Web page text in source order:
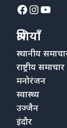
Facebook
श्रेणियाँ
स्थानीय
राष्ट्रीय समाचार
मनोरंजन
स्वास्थ्य
उज्जैन
इंदौर